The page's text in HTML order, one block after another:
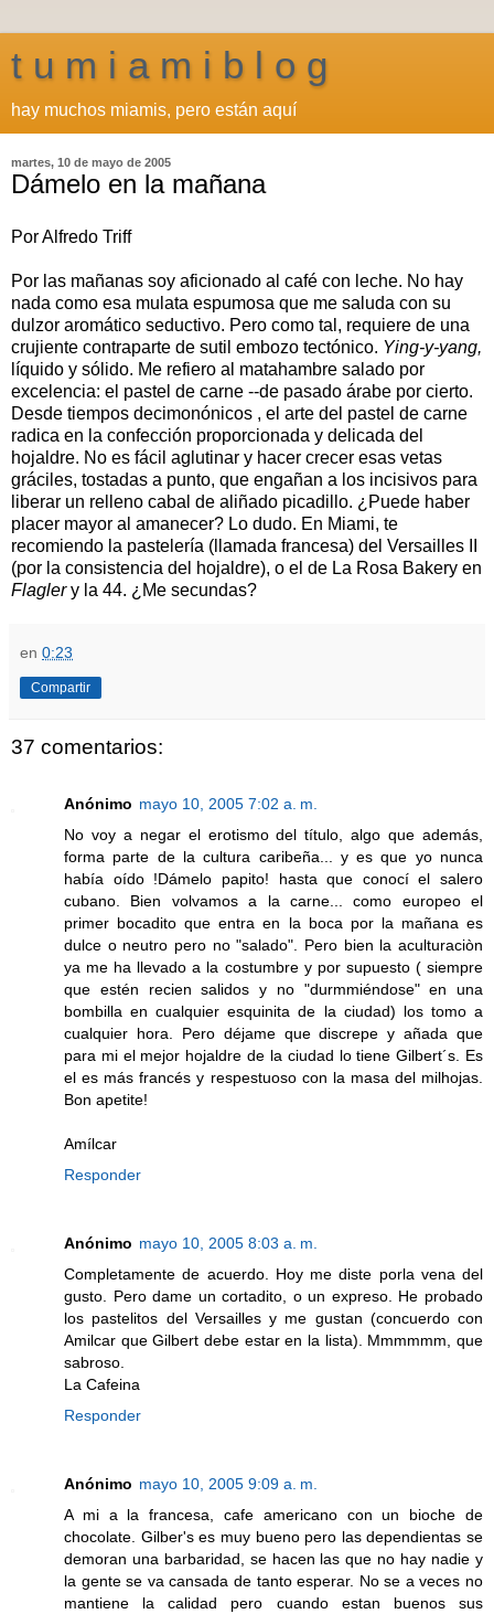
t u m i a m i b l o g
hay muchos miamis, pero están aquí
martes, 10 de mayo de 2005
Dámelo en la mañana
Por Alfredo Triff
Por las mañanas soy aficionado al café con leche. No hay
nada como esa mulata espumosa que me saluda con su
dulzor aromático seductivo. Pero como tal, requiere de una
crujiente contraparte de sutil embozo tectónico. Ying-y-yang,
líquido y sólido. Me refiero al matahambre salado por
excelencia: el pastel de carne --de pasado árabe por cierto.
Desde tiempos decimonónicos , el arte del pastel de carne
radica en la confección proporcionada y delicada del
hojaldre. No es fácil aglutinar y hacer crecer esas vetas
gráciles, tostadas a punto, que engañan a los incisivos para
liberar un relleno cabal de aliñado picadillo. ¿Puede haber
placer mayor al amanecer? Lo dudo. En Miami, te
recomiendo la pastelería (llamada francesa) del Versailles II
(por la consistencia del hojaldre), o el de La Rosa Bakery en
Flaglery la 44. ¿Me secundas?
en 0:23
Compartir
37 comentarios:
Anónimo mayo 10, 2005 7:02 a. m.
No voy a negar el erotismo del título, algo que además,
forma parte de la cultura caribeña... y es que yo nunca
había oído !Dámelo papito! hasta que conocí el salero
cubano. Bien volvamos a la carne... como europeo el
primer bocadito que entra en la boca por la mañana es
dulce o neutro pero no "salado". Pero bien la aculturaciòn
ya me ha llevado a la costumbre y por supuesto ( siempre
que estén recien salidos y no "durmmiéndose" en una
bombilla en cualquier esquinita de la ciudad) los tomo a
cualquier hora. Pero déjame que discrepe y añada que
para mi el mejor hojaldre de la ciudad lo tiene Gilbert´s. Es
el es más francés y respestuoso con la masa del milhojas.
Bon apetite!
Amílcar
Responder
Anónimo mayo 10, 2005 8:03 a. m.
Completamente de acuerdo. Hoy me diste porla vena del
gusto. Pero dame un cortadito, o un expreso. He probado
los pastelitos del Versailles y me gustan (concuerdo con
Amilcar que Gilbert debe estar en la lista). Mmmmmm, que
sabroso.
La Cafeina
Responder
Anónimo mayo 10, 2005 9:09 a. m.
A mi a la francesa, cafe americano con un bioche de
chocolate. Gilber's es muy bueno pero las dependientas se
demoran una barbaridad, se hacen las que no hay nadie y
la gente se va cansada de tanto esperar. No se a veces no
mantiene la calidad pero cuando estan buenos sus